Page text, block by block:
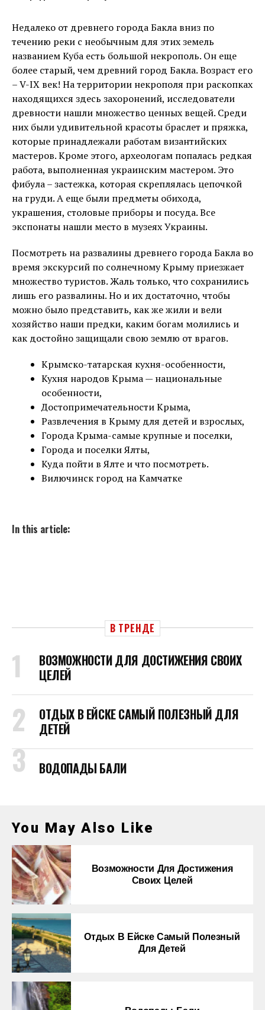
Недалеко от древнего города Бакла вниз по
течению реки с необычным для этих земель
названием Куба есть большой некрополь. Он еще
более старый, чем древний город Бакла. Возраст его
– V-IX век! На территории некрополя при раскопках
находящихся здесь захоронений, исследователи
древности нашли множество ценных вещей. Среди
них были удивительной красоты браслет и пряжка,
которые принадлежали работам византийских
мастеров. Кроме этого, археологам попалась редкая
работа, выполненная украинским мастером. Это
фибула – застежка, которая скреплялась цепочкой
на груди. А еще были предметы обихода,
украшения, столовые приборы и посуда. Все
экспонаты нашли место в музеях Украины.
Посмотреть на развалины древнего города Бакла во
время экскурсий по солнечному Крыму приезжает
множество туристов. Жаль только, что сохранились
лишь его развалины. Но и их достаточно, чтобы
можно было представить, как же жили и вели
хозяйство наши предки, каким богам молились и
как достойно защищали свою землю от врагов.
Крымско-татарская кухня-особенности,
Кухня народов Крыма — национальные
особенности,
Достопримечательности Крыма,
Развлечения в Крыму для детей и взрослых,
Города Крыма-самые крупные и поселки,
Города и поселки Ялты,
Куда пойти в Ялте и что посмотреть.
Вилючинск город на Камчатке
In this article:
В ТРЕНДЕ
ВОЗМОЖНОСТИ ДЛЯ ДОСТИЖЕНИЯ СВОИХ
ЦЕЛЕЙ
ОТДЫХ В ЕЙСКЕ САМЫЙ ПОЛЕЗНЫЙ ДЛЯ
ДЕТЕЙ
ВОДОПАДЫ БАЛИ
You May Also Like
Возможности Для Достижения
Своих Целей
Отдых В Ейске Самый Полезный
Для Детей